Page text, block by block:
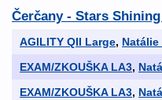
Čerčany - Stars
AGILITY QII Large,
EXAM/ZKOUŠKA LA3,
EXAM/ZKOUŠKA LA3,